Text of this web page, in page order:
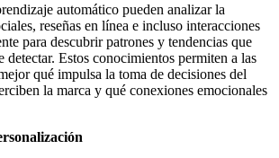
automático pueden analizar la
reseñas en línea e incluso interacciones
para descubrir patrones y tendencias que
detectar. Estos conocimientos permiten a las
qué impulsa la toma de decisiones del
la marca y qué conexiones emocionales